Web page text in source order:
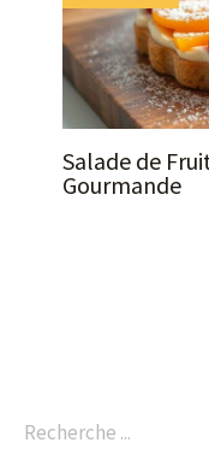
Salade de
Gourmande